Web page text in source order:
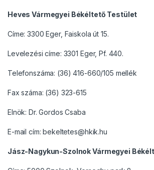
Heves Vármegyei Békéltető Testület
Címe: 3300 Eger, Faiskola út 15.
Levelezési címe: 3301 Eger, Pf. 440.
Telefonszáma: (36) 416-660/105 mellék
Fax száma: (36) 323-615
Elnök: Dr. Gordos Csaba
E-mail cím: bekeltetes@hkik.hu
Jász-Nagykun-Szolnok Vármegyei